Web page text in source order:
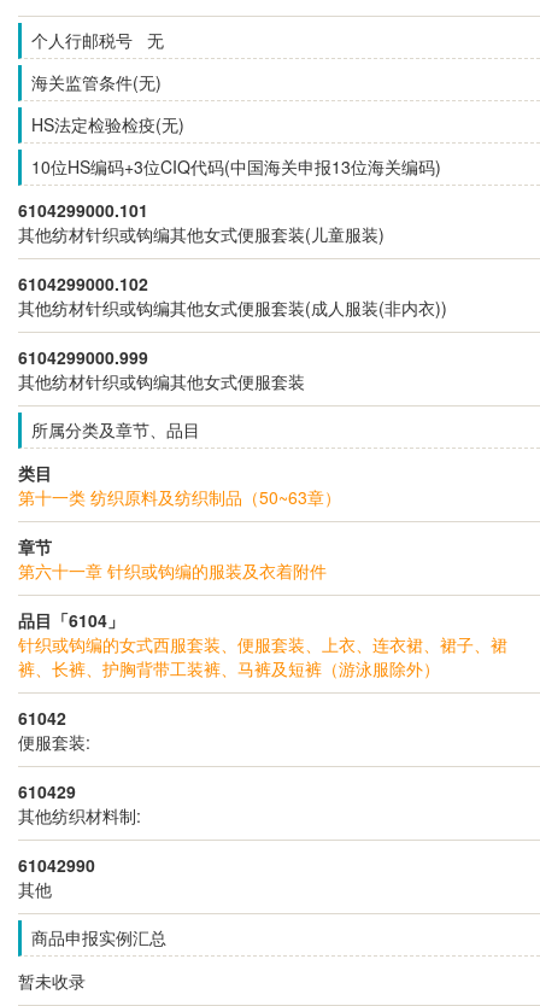
个人行邮税号 无
海关监管条件(无)
HS法定检验检疫(无)
10位HS编码+3位CIQ代码(中国海关申报13位海关编码)
6104299000.101
其他纺材针织或钩编其他女式便服套装(儿童服装)
6104299000.102
其他纺材针织或钩编其他女式便服套装(成人服装(非内衣))
6104299000.999
其他纺材针织或钩编其他女式便服套装
所属分类及章节、品目
类目
第十一类 纺织原料及纺织制品（50~63章）
章节
第六十一章 针织或钩编的服装及衣着附件
品目「6104」
针织或钩编的女式西服套装、便服套装、上衣、连衣裙、裙子、裙
裤、长裤、护胸背带工装裤、马裤及短裤（游泳服除外）
61042
便服套装:
610429
其他纺织材料制:
61042990
其他
商品申报实例汇总
暂未收录